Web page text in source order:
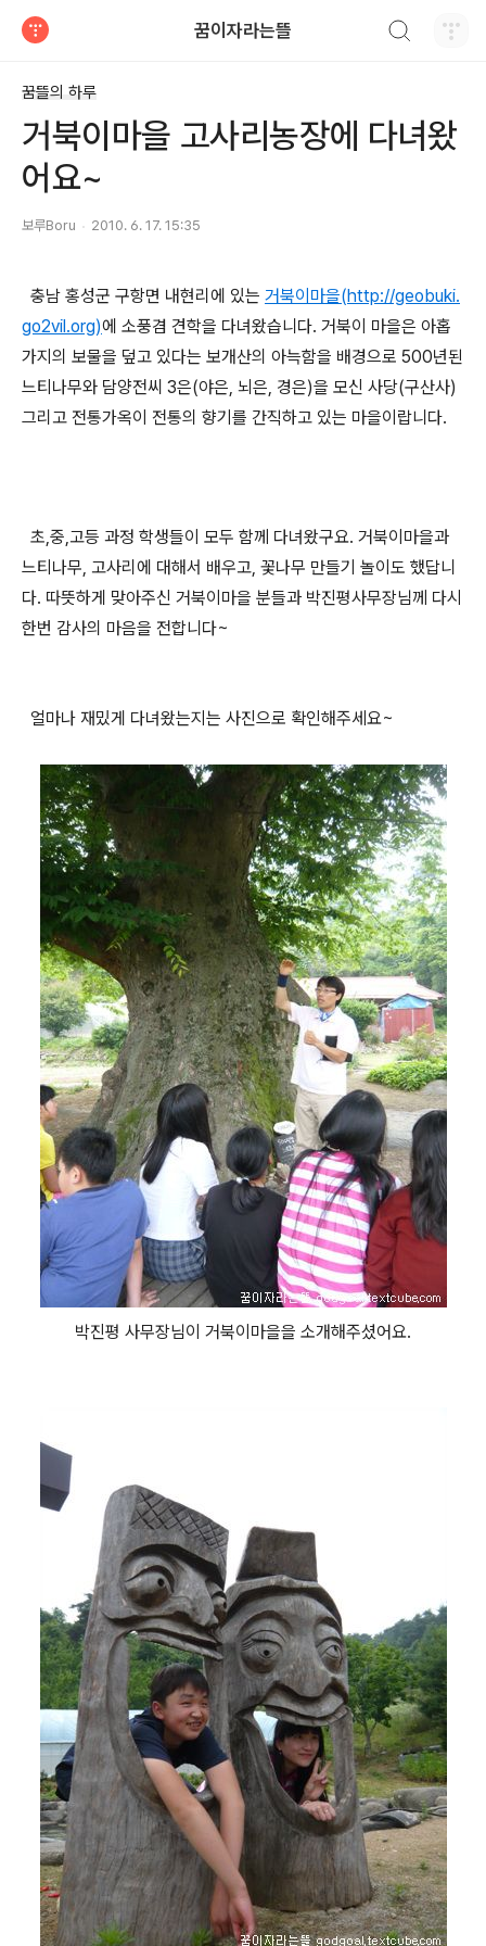
꿈이자라는뜰
꿈뜰의 하루
거북이마을 고사리농장에 다녀왔
어요~
보루Boru 2010. 6. 17. 15:35
충남 홍성군 구항면 내현리에 있는 거북이마을(http://geobuki.
go2vil.org)에 소풍겸 견학을 다녀왔습니다. 거북이 마을은 아홉
가지의 보물을 덮고 있다는 보개산의 아늑함을 배경으로 500년된
느티나무와 담양전씨 3은(야은, 뇌은, 경은)을 모신 사당(구산사)
그리고 전통가옥이 전통의 향기를 간직하고 있는 마을이랍니다.
초,중,고등 과정 학생들이 모두 함께 다녀왔구요. 거북이마을과
느티나무, 고사리에 대해서 배우고, 꽃나무 만들기 놀이도 했답니
다. 따뜻하게 맞아주신 거북이마을 분들과 박진평사무장님께 다시
한번 감사의 마음을 전합니다~
얼마나 재밌게 다녀왔는지는 사진으로 확인해주세요~
박진평 사무장님이 거북이마을을 소개해주셨어요.